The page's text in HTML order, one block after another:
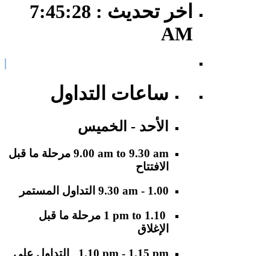
اخر تحديث : 7:45:28
AM
ساعات التداول
الأحد - الخميس
9.00 am to 9.30 am مرحلة ما قبل
الافتتاح
9.30 am - 1.00 التداول المستمر
1 pm to 1.10 مرحلة ما قبل
الإغلاق
1.10 pm - 1.15 pm
التداول على